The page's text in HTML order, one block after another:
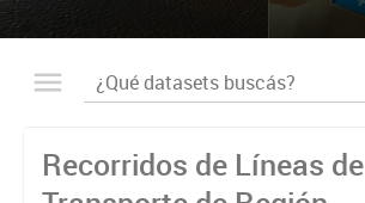
Recorridos de Líneas de